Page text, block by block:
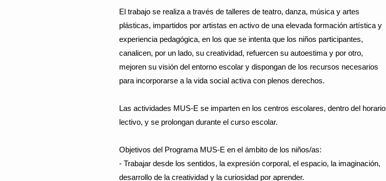
El trabajo se realiza a través de talleres de teatro, danza, música y artes
plásticas, impartidos por artistas en activo de una elevada formación artística y
experiencia pedagógica, en los que se intenta que los niños participantes,
canalicen, por un lado, su creatividad, refuercen su autoestima y por otro,
mejoren su visión del entorno escolar y dispongan de los recursos necesarios
para incorporarse a la vida social activa con plenos derechos.
Las actividades MUS-E se imparten en los centros escolares, dentro del horario
lectivo, y se prolongan durante el curso escolar.
Objetivos del Programa MUS-E en el ámbito de los niños/as:
- Trabajar desde los sentidos, la expresión corporal, el espacio, la imaginación,
desarrollo de la creatividad y la curiosidad por aprender.